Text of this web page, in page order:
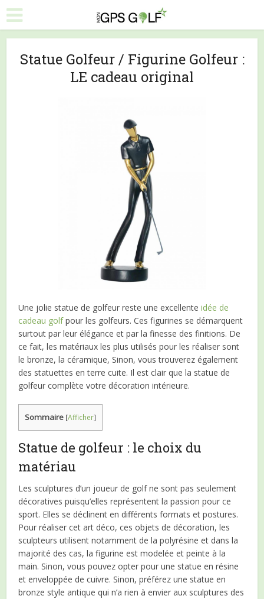
Statue Golfeur / Figurine Golfeur :
LE cadeau original
Une jolie statue de golfeur reste une excellenteidée de
cadeau golfpour les golfeurs. Ces figurines se démarquent
surtout par leur élégance et par la finesse des finitions. De
ce fait, les matériaux les plus utilisés pour les réaliser sont
le bronze, la céramique, Sinon, vous trouverez également
des statuettes en terre cuite. Il est clair que la statue de
golfeur complète votre décoration intérieure.
Sommaire [Afficher]
Statue de golfeur : le choix du
matériau
Les sculptures d’un joueur de golf ne sont pas seulement
décoratives puisqu’elles représentent la passion pour ce
sport. Elles se déclinent en différents formats et postures.
Pour réaliser cet art déco, ces objets de décoration, les
sculpteurs utilisent notamment de la polyrésine et dans la
majorité des cas, la figurine est modelée et peinte à la
main. Sinon, vous pouvez opter pour une statue en résine
et enveloppée de cuivre. Sinon, préférez une statue en
bronze style antique qui n’a rien à envier aux sculptures des